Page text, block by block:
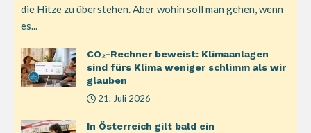
die Hitze zu überstehen. Aber wohin soll man gehen, wenn
es...
CO₂-Rechner beweist: Klimaanlagen
sind fürs Klima weniger schlimm als wir
glauben
21. Juli 2026
In Österreich gilt bald ein